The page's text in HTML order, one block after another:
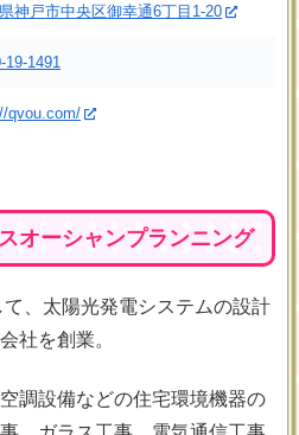
神戸市中央区御幸通6丁目1-20
19-1491
qvou.com/
オーシャンプランニング
、太陽光発電システムの設計
社を創業。
調設備などの住宅環境機器の